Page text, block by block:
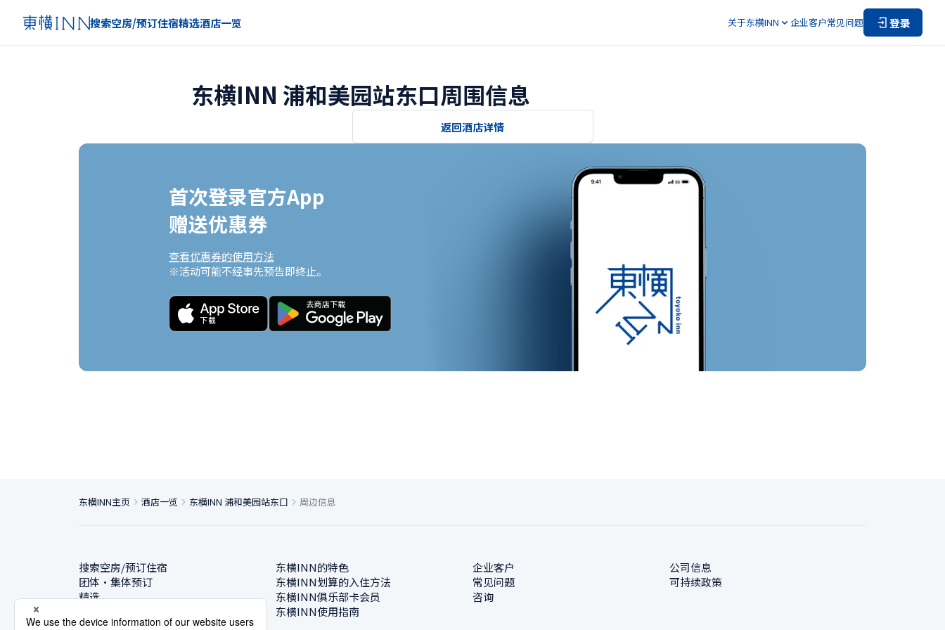
搜索空房/预订住宿精选酒店一览 关于东横INN 企业客户常见问题 登录
东横INN 浦和美园站东口周围信息
返回酒店详情
首次登录官方App
赠送优惠券
查看优惠券的使用方法
※活动可能不经事先预告即终止。
东横INN主页 酒店一览 东横INN 浦和美园站东口 周边信息
搜索空房/预订住宿
团体・集体预订
精选
东横INN的特色
东横INN划算的入住方法
东横INN俱乐部卡会员
东横INN使用指南
企业客户
常见问题
咨询
公司信息
可持续政策